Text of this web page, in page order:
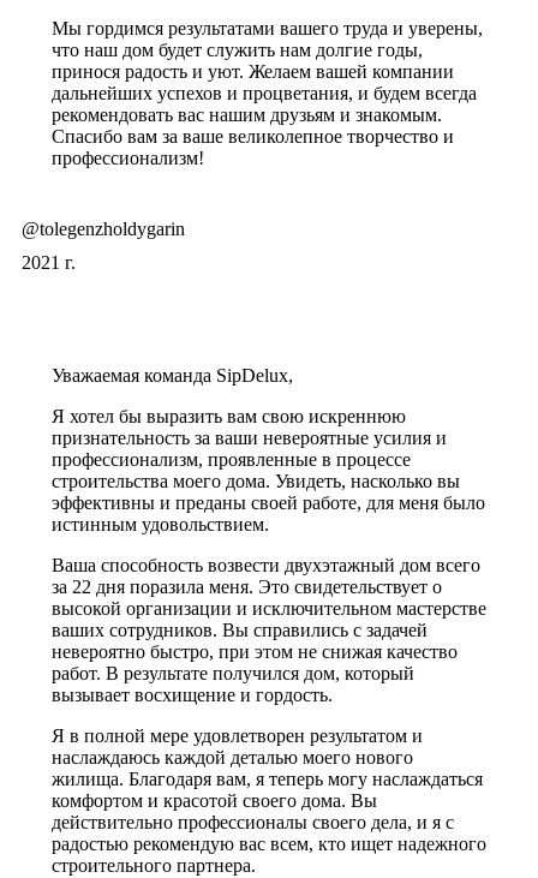
Мы гордимся результатами вашего труда и уверены,
что наш дом будет служить нам долгие годы,
принося радость и уют. Желаем вашей компании
дальнейших успехов и процветания, и будем всегда
рекомендовать вас нашим друзьям и знакомым.
Спасибо вам за ваше великолепное творчество и
профессионализм!
@tolegenzholdygarin
2021 г.
Уважаемая команда SipDelux,
Я хотел бы выразить вам свою искреннюю
признательность за ваши невероятные усилия и
профессионализм, проявленные в процессе
строительства моего дома. Увидеть, насколько вы
эффективны и преданы своей работе, для меня было
истинным удовольствием.
Ваша способность возвести двухэтажный дом всего
за 22 дня поразила меня. Это свидетельствует о
высокой организации и исключительном мастерстве
ваших сотрудников. Вы справились с задачей
невероятно быстро, при этом не снижая качество
работ. В результате получился дом, который
вызывает восхищение и гордость.
Я в полной мере удовлетворен результатом и
наслаждаюсь каждой деталью моего нового
жилища. Благодаря вам, я теперь могу наслаждаться
комфортом и красотой своего дома. Вы
действительно профессионалы своего дела, и я с
радостью рекомендую вас всем, кто ищет надежного
строительного партнера.